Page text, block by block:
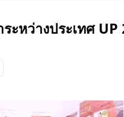
ะหว่างประเทศ UP